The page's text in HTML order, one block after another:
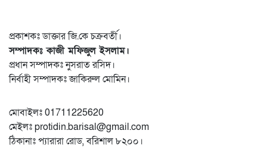
প্রকাশকঃ ডাক্তার জি.কে চক্রবর্তী।
সম্পাদকঃ কাজী মফিজুল ইসলাম।
প্রধান সম্পাদকঃ নুসরাত রসিদ।
নির্বাহী সম্পাদকঃ জাকিরুল মোমিন।
মোবাইলঃ 01711225620
মেইলঃ protidin.barisal@gmail.com
ঠিকানাঃ প্যারারা রোড, বরিশাল ৮২০০।